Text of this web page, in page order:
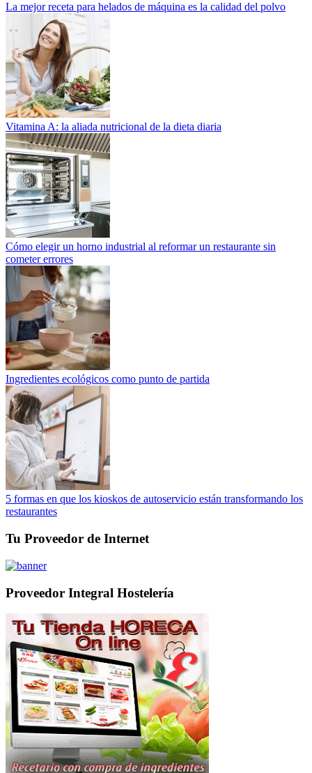
La mejor receta para helados de máquina es la calidad del polvo
Vitamina A: la aliada nutricional de la dieta diaria
Cómo elegir un horno industrial al reformar un restaurante sin
cometer errores
Ingredientes ecológicos como punto de partida
5 formas en que los kioskos de autoservicio están transformando los
restaurantes
Tu Proveedor de Internet
Proveedor Integral Hostelería